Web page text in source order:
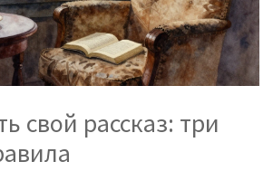
свой рассказ: три